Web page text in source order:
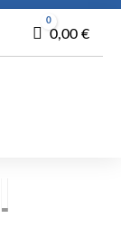
Warenkorb
0
0,00 €